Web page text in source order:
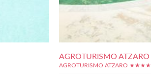
AGROTURISMO ATZARO
AGROTURISMO ATZARO ★★★★